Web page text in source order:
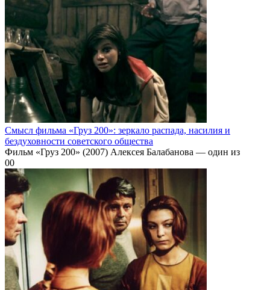
Смысл фильма «Груз 200»: зеркало распада, насилия и
бездуховности советского общества
Фильм «Груз 200» (2007) Алексея Балабанова — один из
00